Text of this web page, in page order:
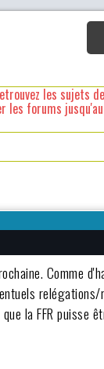
les sujets
les forums
Comme
la FFR puisse